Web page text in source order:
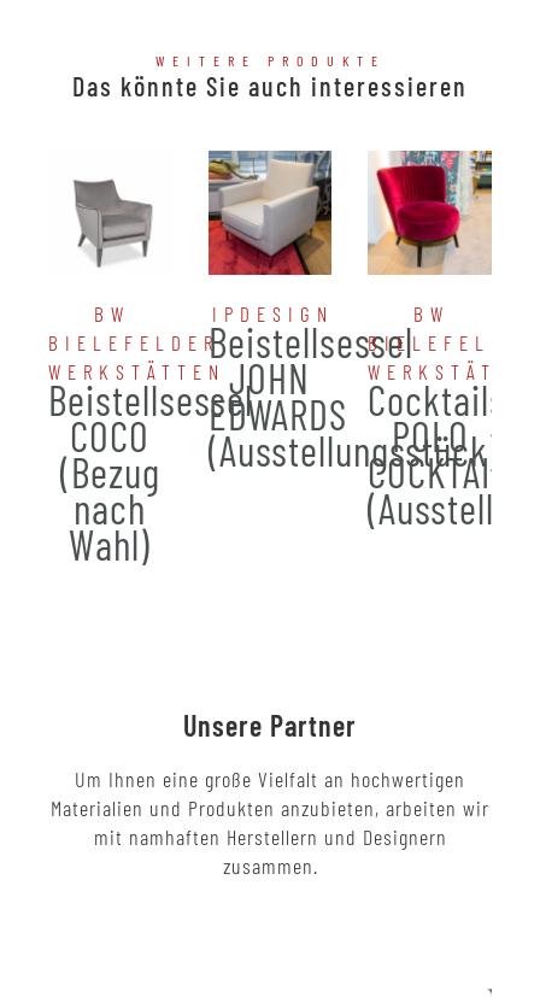
WEITERE PRODUKTE
Das könnte Sie auch interessieren
BW
BIELEFELDER
WERKSTÄTTEN
Beistellsessel
COCO
(Bezug
nach
Wahl)
IPDESIGN
Beistellsessel
JOHN
EDWARDS
(Ausstellungsstück)
BW
BIELEFELDER
POLO
COCKTAIL
Unsere Partner
Um Ihnen eine große Vielfalt an hochwertigen
Materialien und Produkten anzubieten, arbeiten wir
mit namhaften Herstellern und Designern
zusammen.